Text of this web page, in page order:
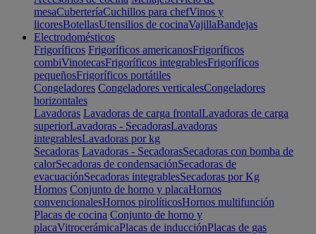
mesaCuberteríaCuchillos para chefVinos y
licoresBotellasUtensilios de cocinaVajillaBandejas
Electrodomésticos
Frigoríficos Frigoríficos americanosFrigoríficos
combiVinotecasFrigoríficos integrablesFrigoríficos
pequeñosFrigoríficos portátiles
Congeladores Congeladores verticalesCongeladores
horizontales
Lavadoras Lavadoras de carga frontalLavadoras de carga
superiorLavadoras - SecadorasLavadoras
integrablesLavadoras por kg
Secadoras Lavadoras - SecadorasSecadoras con bomba de
calorSecadoras de condensaciónSecadoras de
evacuaciónSecadoras integrablesSecadoras por Kg
Hornos Conjunto de horno y placaHornos
convencionalesHornos pirolíticosHornos multifunción
Placas de cocina Conjunto de horno y
placaVitrocerámicaPlacas de inducciónPlacas de gas